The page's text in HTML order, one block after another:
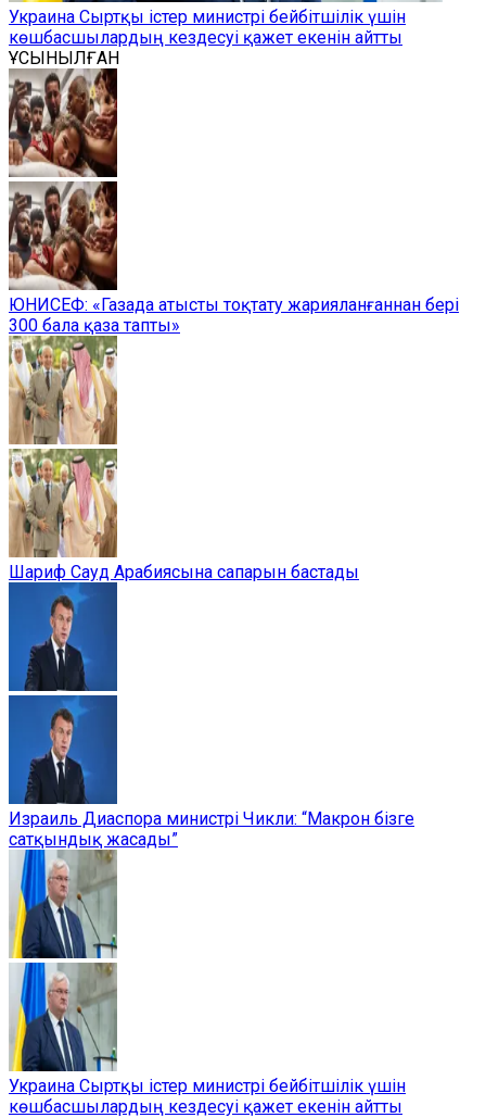
Украина Сыртқы істер министрі бейбітшілік үшін
көшбасшылардың кездесуі қажет екенін айтты
ҰСЫНЫЛҒАН
ЮНИСЕФ: «Газада атысты тоқтату жарияланғаннан бері
300 бала қаза тапты»
Шариф Сауд Арабиясына сапарын бастады
Израиль Диаспора министрі Чикли: “Макрон бізге
сатқындық жасады”
Украина Сыртқы істер министрі бейбітшілік үшін
көшбасшылардың кездесуі қажет екенін айтты